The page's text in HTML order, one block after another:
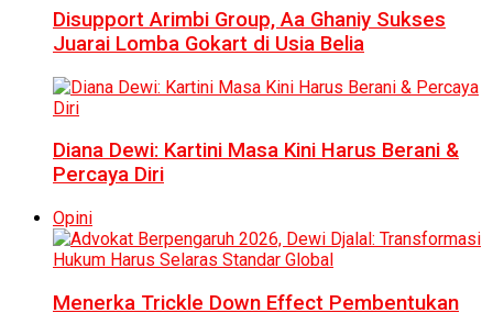
Disupport Arimbi Group, Aa Ghaniy Sukses
Juarai Lomba Gokart di Usia Belia
Diana Dewi: Kartini Masa Kini Harus Berani &
Percaya Diri
Opini
Menerka Trickle Down Effect Pembentukan